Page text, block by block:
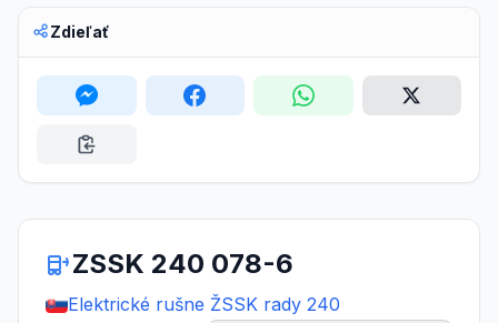
Zdieľať
ZSSK 240 078-6
Elektrické rušne ŽSSK rady 240